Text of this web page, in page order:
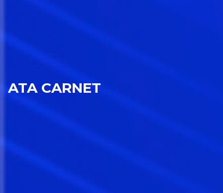
ATA CARNET